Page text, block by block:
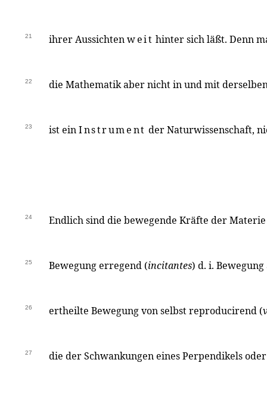
21 ihrer Aussichtenweit hinter sich läßt. Denn
22 die Mathematik aber nicht in und mit
23 ist einInstrument der Naturwissenschaft,
24 Endlich sind die bewegende Kräfte der
25 Bewegung erregend (incitantes) d. i.
26 ertheilte Bewegung von selbst reproducirend (
27 die der Schwankungen eines Perpendikels